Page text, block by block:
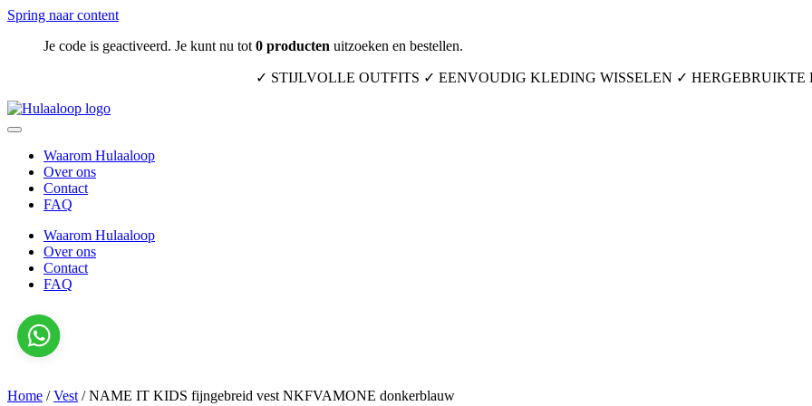
Spring naar content
Je code is geactiveerd. Je kunt nu tot 0 producten uitzoeken en bestellen.
✓ STIJLVOLLE OUTFITS ✓ EENVOUDIG KLEDING WISSELEN ✓
Waarom Hulaaloop
Over ons
Contact
FAQ
Waarom Hulaaloop
Over ons
Contact
FAQ
Home /Vest /NAME IT KIDS fijngebreid vest NKFVAMONE donkerblauw